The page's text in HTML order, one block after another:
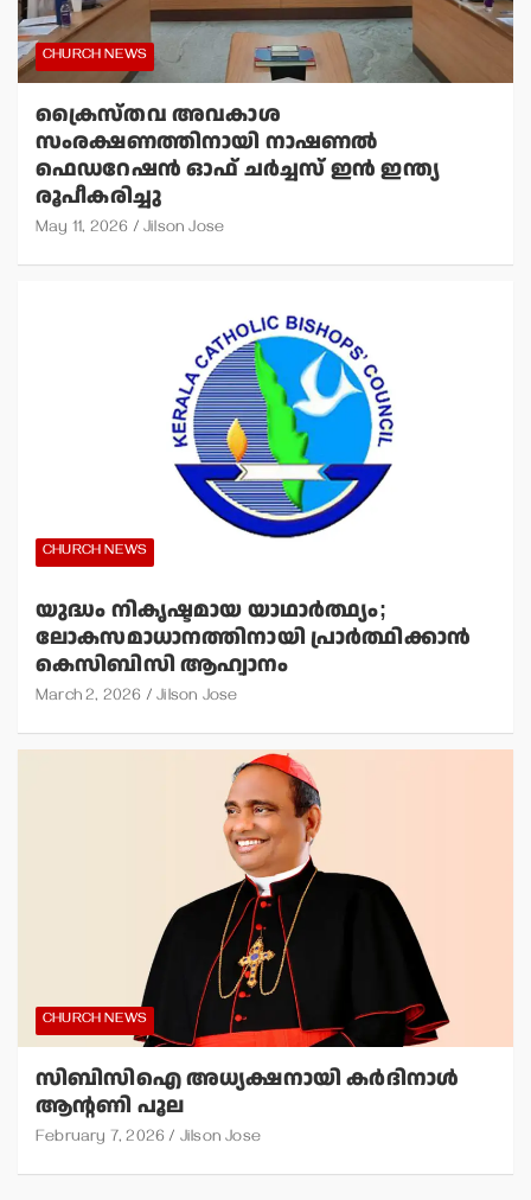
CHURCH NEWS
ക്രൈസ്തവ അവകാശ
സംരക്ഷണത്തിനായി നാഷണല്‍
ഫെഡറേഷന്‍ ഓഫ് ചര്‍ച്ചസ് ഇന്‍ ഇന്ത്യ
രൂപീകരിച്ചു
May 11, 2026 Jilson Jose
CHURCH NEWS
യുദ്ധം നികൃഷ്ടമായ യാഥാര്‍ത്ഥ്യം;
ലോകസമാധാനത്തിനായി പ്രാര്‍ത്ഥിക്കാന്‍
കെസിബിസി ആഹ്വാനം
March 2, 2026 Jilson Jose
CHURCH NEWS
സിബിസിഐ അധ്യക്ഷനായി കര്‍ദിനാള്‍
ആന്റണി പൂല
February 7, 2026 Jilson Jose